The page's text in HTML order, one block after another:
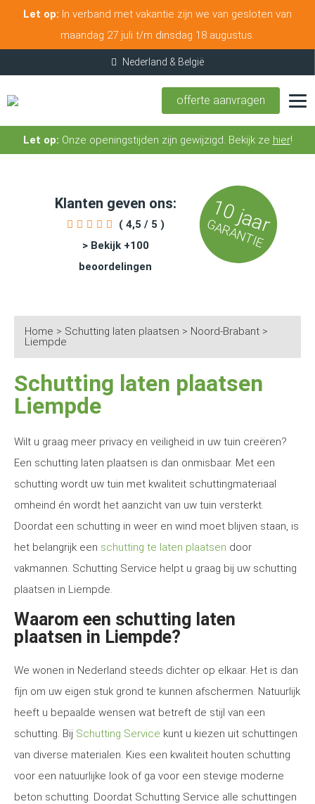
Let op: In verband met vakantie zijn we van gesloten van
maandag 27 juli t/m dinsdag 18 augustus.
offerte aanvragen
Let op: Onze openingstijden zijn gewijzigd. Bekijk ze hier!
Klanten geven ons:
( 4,5 / 5 )
> Bekijk +100
beoordelingen
10 jaar
GARANTIE
Home > Schutting laten plaatsen > Noord-Brabant >
Liempde
Schutting laten plaatsen
Liempde
Wilt u graag meer privacy en veiligheid in uw tuin creëren?
Een schutting laten plaatsen is dan onmisbaar. Met een
schutting wordt uw tuin met kwaliteit schuttingmateriaal
omheind én wordt het aanzicht van uw tuin versterkt.
Doordat een schutting in weer en wind moet blijven staan, is
het belangrijk een schutting te laten plaatsen door
vakmannen. Schutting Service helpt u graag bij uw schutting
plaatsen in Liempde.
Waarom een schutting laten
plaatsen in Liempde?
We wonen in Nederland steeds dichter op elkaar. Het is dan
fijn om uw eigen stuk grond te kunnen afschermen. Natuurlijk
heeft u bepaalde wensen wat betreft de stijl van een
schutting. Bij Schutting Service kunt u kiezen uit schuttingen
van diverse materialen. Kies een kwaliteit houten schutting
voor een natuurlijke look of ga voor een stevige moderne
beton schutting. Doordat Schutting Service alle schuttingen